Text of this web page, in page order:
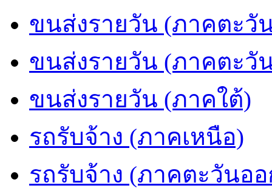
ขนส่งรายวัน (ภาคตะวั
ขนส่งรายวัน (ภาคตะวั
ขนส่งรายวัน (ภาคใต้)
รถรับจ้าง (ภาคเหนือ)
รถรับจ้าง (ภาคตะวันออ